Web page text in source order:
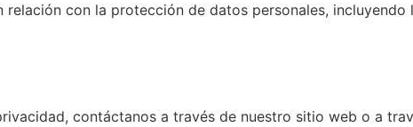
con la protección de datos personales,
contáctanos a través de nuestro sitio web o a